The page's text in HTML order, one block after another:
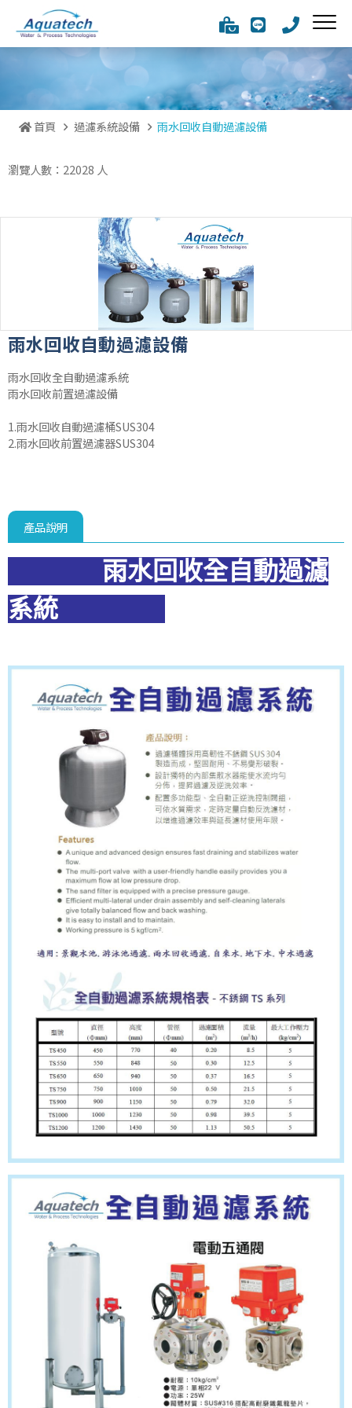
首頁 過濾系統設備 雨水回收自動過濾設備
瀏覽人數：22028 人
雨水回收自動過濾設備
雨水回收全自動過濾系統
雨水回收前置過濾設備
1.雨水回收自動過濾桶SUS304
2.雨水回收前置過濾器SUS304
產品說明
雨水回收全自動過濾
系統